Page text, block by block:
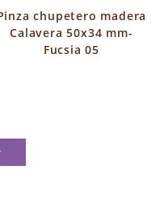
chupetero madera
Calavera 50x34 mm-
Fucsia 05